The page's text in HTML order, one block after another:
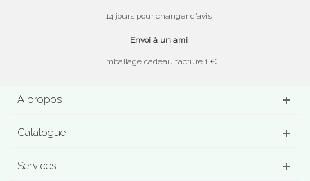
14 jours pour changer d’avis
Envoi à un ami
Emballage cadeau facturé 1 €
A propos
Catalogue
Services